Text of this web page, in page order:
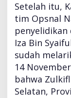
Setelah itu,
tim Opsnal
penyelidikan
Iza Bin
sudah
14
bahwa
Selatan,